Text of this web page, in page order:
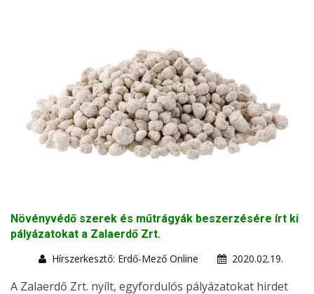
Növényvédő szerek és műtrágyák beszerzésére írt ki
pályázatokat a Zalaerdő Zrt.
Hírszerkesztő: Erdő-Mező Online
2020.02.19.
A Zalaerdő Zrt. nyílt, egyfordulós pályázatokat hirdet